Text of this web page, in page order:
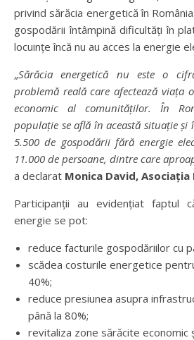
privind sărăcia energetică în
gospodării întâmpină dificultăți în
locuințe încă nu au acces la energie
„Sărăcia energetică nu este o cifr
problemă realăcare afectează viața
economic al comunităților. În
populație se află în această situație și î
5.500 de gospodării fără energie
11.000 de persoane, dintre care
a declarat Monica David, Asociația
Participanții au evidențiat faptul
energie se pot:
reduce facturile gospodăriilor cu
scădea costurile energetice
40%;
reduce presiunea asupra
până la 80%;
revitaliza zone sărăcite economic